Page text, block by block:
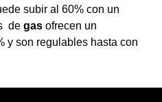
subir al 60% con un
de gas ofrecen un
y son regulables hasta con